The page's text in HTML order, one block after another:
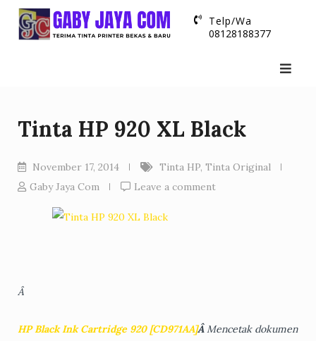
Skip
Telp/Wa
08128188377
Tinta HP 920 XL Black
November 17, 2014 Tinta HP, Tinta Original
Gaby Jaya Com
Leave a comment
Â
HP Black Ink Cartridge 920 [CD971AA]Â Mencetak dokumen